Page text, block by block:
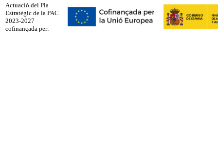
Actuació del Pla
Estratègic de la PAC
2023-2027
cofinançada per: